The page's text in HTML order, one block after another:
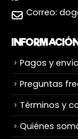
Correo:
Pagos y
Preguntas
Términos y
Quiénes